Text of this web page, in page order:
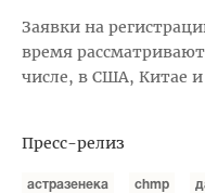
Заявки на
время
числе, в США, Китае
Пресс-релиз
астразенека chmp